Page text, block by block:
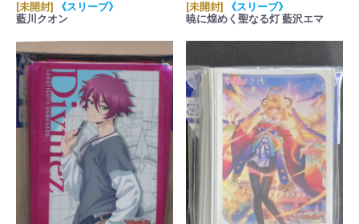
[未開封]
《スリーブ》
藍川クオン
[未開封]
《スリーブ》
暁に煌めく聖なる灯 藍沢エマ